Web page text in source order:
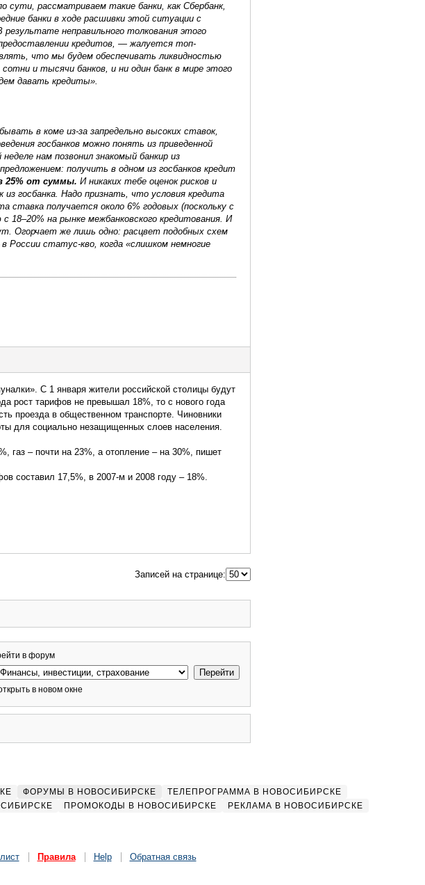
сути, рассматриваем такие банки, как Сбербанк,
банки в ходе расшивки этой ситуации с
неправильного толкования этого
кредитов, — жалуется топ-
что мы будем обеспечивать ликвидностью
и тысячи банков, и ни один банк в мире этого
давать кредиты».
в коме из-за запредельно высоких ставок,
госбанков можно понять из приведенной
нам позвонил знакомый банкир из
получить в одном из госбанков кредит
25% от суммы. И никаких тебе оценок рисков и
госбанка. Надо признать, что условия кредита
получается около 6% годовых (поскольку с
18–20% на рынке межбанковского кредитования. И
Огорчает же лишь одно: расцвет подобных схем
России статус-кво, когда «слишком немногие
С 1 января жители российской столицы будут
рост тарифов не превышал 18%, то с нового года
проезда в общественном транспорте. Чиновники
для социально незащищенных слоев населения.
газ – почти на 23%, а отопление – на 30%, пишет
составил 17,5%, в 2007-м и 2008 году – 18%.
Записей на странице:
в форум
в новом окне
ФОРУМЫ В НОВОСИБИРСКЕ
ТЕЛЕПРОГРАММА В НОВОСИБИРСКЕ
ПРОМОКОДЫ В НОВОСИБИРСКЕ РЕКЛАМА В НОВОСИБИРСКЕ
Правила Help Обратная связь